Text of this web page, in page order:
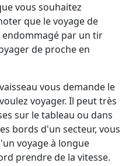
vous souhaitez
que le voyage de
par un tir
de proche en
vous demande le
voyager. Il peut très
sur le tableau ou dans
bords d'un secteur, vous
voyage à longue
prendre de la vitesse.